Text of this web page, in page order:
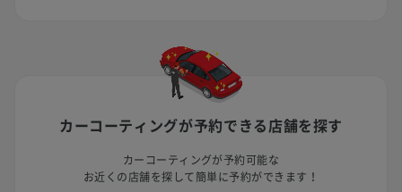
カーコーティングが予約できる店舗を探す
カーコーティングが予約可能な
お近くの店舗を探して簡単に予約ができます！